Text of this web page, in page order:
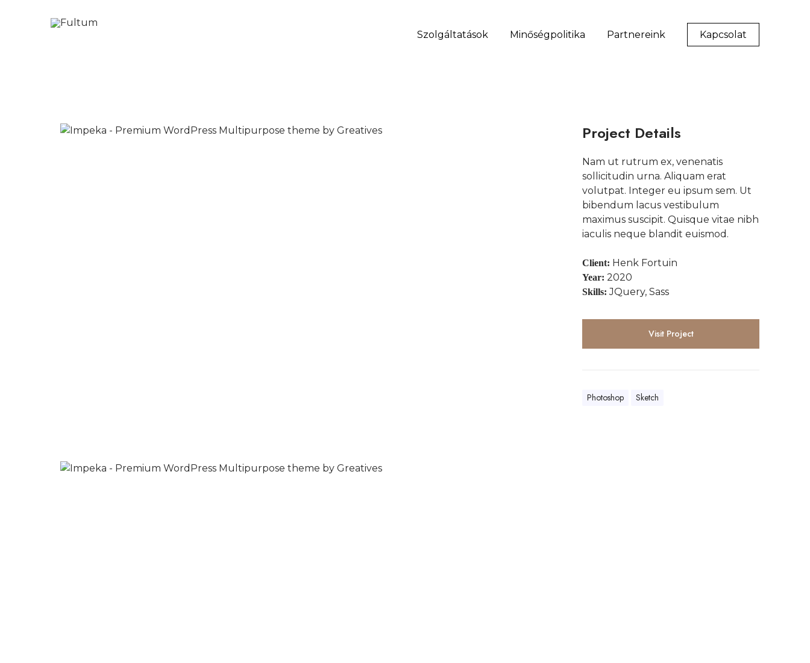
Szolgáltatások Minőségpolitika Partnereink Kapcsolat
Project Details
Nam ut rutrum ex, venenatis
sollicitudin urna. Aliquam erat
volutpat. Integer eu ipsum sem. Ut
bibendum lacus vestibulum
maximus suscipit. Quisque vitae nibh
iaculis neque blandit euismod.
Client: Henk Fortuin
Year: 2020
Skills: JQuery, Sass
Visit Project
Photoshop Sketch